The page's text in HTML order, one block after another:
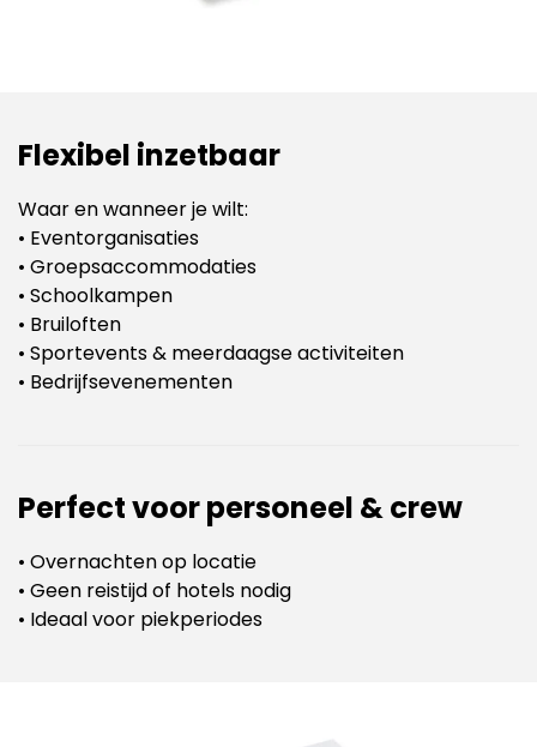
Flexibel inzetbaar
Waar en wanneer je wilt:
• Eventorganisaties
• Groepsaccommodaties
• Schoolkampen
• Bruiloften
• Sportevents & meerdaagse activiteiten
• Bedrijfsevenementen
Perfect voor personeel & crew
• Overnachten op locatie
• Geen reistijd of hotels nodig
• Ideaal voor piekperiodes